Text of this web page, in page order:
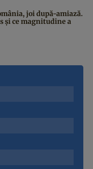
joi după-amiază.
și ce magnitudine a